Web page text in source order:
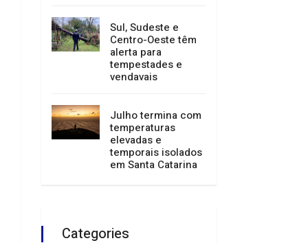
e economia
Sul, Sudeste e
Centro-Oeste têm
vendavais
Julho termina com
temperaturas